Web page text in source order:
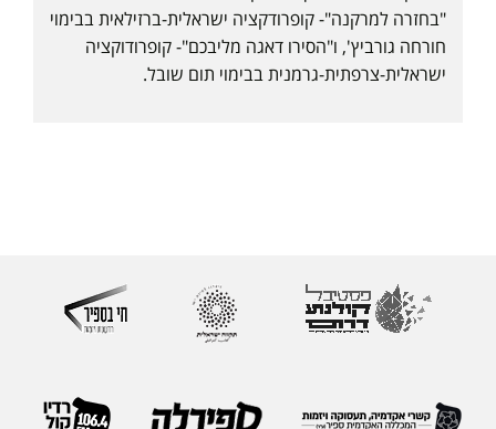
"בחזרה למרקנה"- קופרודקציה ישראלית-ברזילאית בבימוי
חורחה גורביץ', ו"הסירו דאגה מליבכם"- קופרודוקציה
ישראלית-צרפתית-גרמנית בבימוי תום שובל.